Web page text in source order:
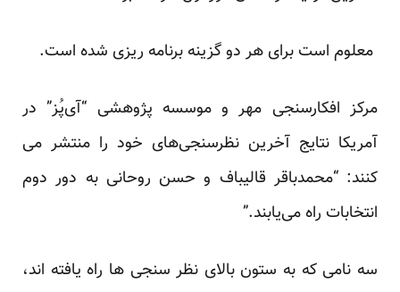
معلوم است برای هر دو گزینه برنامه ریزی شده است.
مرکز افکارسنجی مهر و موسسه پژوهشی “آی‌پُز” در
آمریکا نتایج آخرین نظرسنجی‌های خود را منتشر می
کنند: “محمدباقر قالیباف و حسن روحانی به دور دوم
انتخابات راه می‌یابند.”
سه نامی که به ستون بالای نظر سنجی ها راه یافته اند،